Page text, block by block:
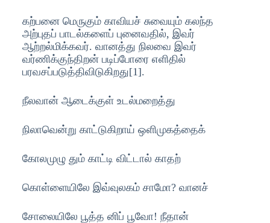
கற்பனை மெருகும் காவியச் சுவையும் கலந்த
அற்புதப் பாடல்களைப் புனைவதில், இவர்
ஆற்றல்மிக்கவர். வானத்து நிலவை இவர்
வர்ணிக்குந்திறன் படிப்போரை எளிதில்
பரவசப்படுத்திவிடுகிறது[1].
நீலவான் ஆடைக்குள் உடல்மறைத்து
நிலாவென்று காட்டுகிறாய் ஒளிமுகத்தைக்
கோலமுழு தும் காட்டி விட்டால் காதற்
கொள்ளையிலே இவ்வுலகம் சாமோ? வானச்
சோலையிலே பூத்த னிப் பூவோ! நீதான்